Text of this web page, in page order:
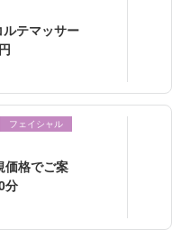
ルテマッサー
フェイシャル
格でご案
分